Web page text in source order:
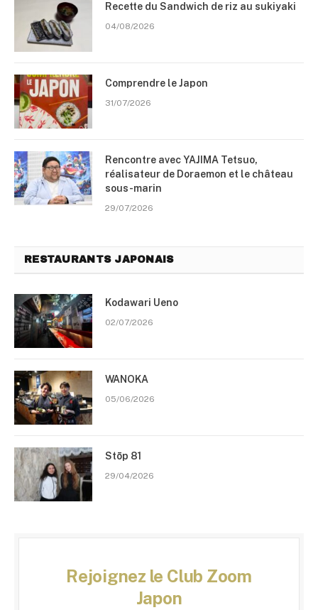
Recette du Sandwich de riz au sukiyaki
04/08/2026
Comprendre le Japon
31/07/2026
Rencontre avec YAJIMA Tetsuo,
réalisateur de Doraemon et le château
sous-marin
29/07/2026
RESTAURANTS JAPONAIS
Kodawari Ueno
02/07/2026
WANOKA
05/06/2026
Stōp 81
29/04/2026
Rejoignez le Club Zoom
Japon